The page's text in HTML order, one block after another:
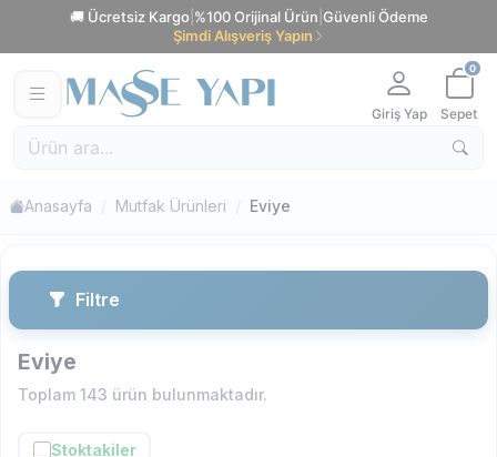
🚚 Ücretsiz Kargo %100 Orijinal Ürün Güvenli Ödeme
Şimdi Alışveriş Yapın
Giriş Yap
0
Sepet
Anasayfa Mutfak Ürünleri Eviye
Filtre
Eviye
Toplam 143 ürün bulunmaktadır.
Stoktakiler